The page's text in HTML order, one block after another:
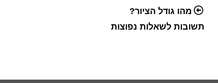
מהו גודל הציור?
תשובות לשאלות נפוצות